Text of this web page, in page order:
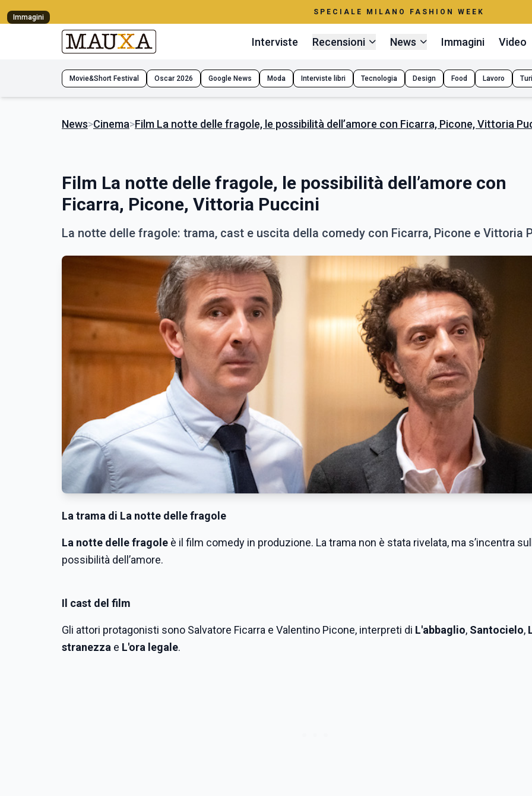
SPECIALE MILANO FASHION WEEK
Interviste Recensioni News Immagini Video
Movie&Short Festival Oscar 2026 Google News Moda Interviste libri Tecnologia Design Food Lavoro
News>Cinema>Film La notte delle fragole, le possibilità dell’amore con Ficarra, Picone, Vittoria
Film La notte delle fragole, le possibilità dell’amore con
Ficarra, Picone, Vittoria Puccini
La notte delle fragole: trama, cast e uscita della comedy con Ficarra, Picone e Vittoria
La trama di La notte delle fragole
La notte delle fragole è il film comedy in produzione. La trama non è stata rivelata, ma s’incentra
possibilità dell’amore.
Immagini
Il cast del film
Gli attori protagonisti sono Salvatore Ficarra e Valentino Picone, interpreti di L'abbaglio, Santocielo,
stranezza e L'ora legale.